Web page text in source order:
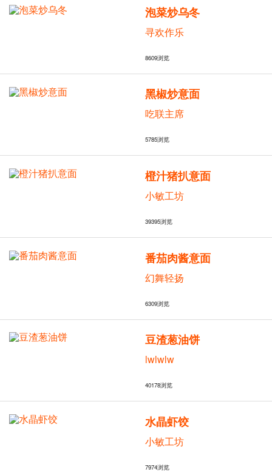
泡菜炒乌冬
寻欢作乐
8609浏览
黑椒炒意面
吃联主席
5785浏览
橙汁猪扒意面
小敏工坊
39395浏览
番茄肉酱意面
幻舞轻扬
6309浏览
豆渣葱油饼
lwlwlw
40178浏览
水晶虾饺
小敏工坊
7974浏览